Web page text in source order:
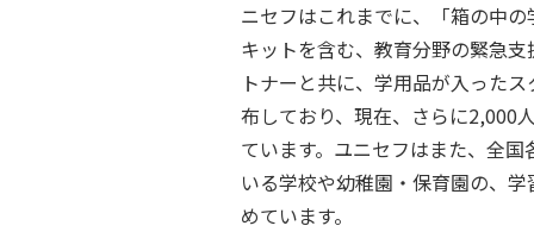
ニセフはこれまでに、「箱の中
キットを含む、教育分野の緊急
トナーと共に、学用品が入った
布しており、現在、さらに2,000
ています。ユニセフはまた、全
いる学校や幼稚園・保育園の、
めています。